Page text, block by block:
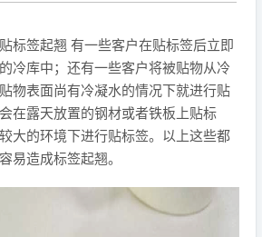
标签起翘 有一些客户在贴标签后立即
冷库中；还有一些客户将被贴物从冷
物表面尚有冷凝水的情况下就进行贴
在露天放置的钢材或者铁板上贴标
大的环境下进行贴标签。以上这些都
易造成标签起翘。